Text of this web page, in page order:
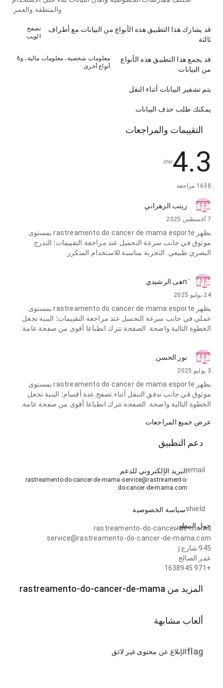
والمنطقة والعمر.
قد يشارك هذا التطبيق هذه الأنواع من البيانات مع أطراف
ثالثة
تصفح
الويب
قد يجمع هذا التطبيق هذه الأنواع
من البيانات
معلومات شخصية، معلومات مالية، و6
أنواع أخرى
يتم تشفير البيانات أثناء النقل
يمكنك طلب حذف البيانات
التقييمات والمراجعات
4.3
star
1638 مراجعة
زينب.الزهراني
7 أغسطس 2025
يظهر rastreamento do cancer de mama esporte بمستوى
موثوق في جانب سرعة التحميل عند مراجعة التقييمات؛ التدرج
البصري طبيعي. التجربة مناسبة للاستخدام المتكرر.
nَهى.الرشيدي
24 يوليو 2025
يظهر rastreamento do cancer de mama esporte بمستوى
عملي في جانب سرعة التحميل عند مراجعة التقييمات؛ البنية تجعل
الخطوة التالية واضحة. الصفحة تترك انطباعا أقوى من صفحة عامة.
نور.الحسن
3 يوليو 2025
يظهر rastreamento do cancer de mama esporte بمستوى
موثوق في جانب تدفق التنقل أثناء تصفح عدة أقسام؛ البنية تجعل
الخطوة التالية واضحة. الصفحة تترك انطباعا أقوى من صفحة عامة.
عرض جميع المراجعات
دعم التطبيق
emailالبريد الإلكتروني للدعم
rastreamento-do-cancer-de-mama-service@rastreamento-
do-cancer-de-mama.com
shieldسياسة الخصوصية
حول المطور
rastreamento-do-cancer-de-mama
service@rastreamento-do-cancer-de-mama.com
945 شارع j
عمر.الصالح
+971 1638945
المزيد من rastreamento-do-cancer-de-mama
ألعاب مشابهة
flagالإبلاغ عن محتوى غير لائق